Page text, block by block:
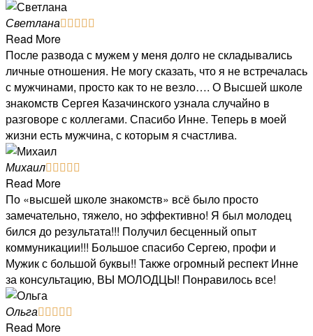
Светлана    
Read More
После развода с мужем у меня долго не складывались
личные отношения. Не могу сказать, что я не встречалась
с мужчинами, просто как то не везло…. О Высшей школе
знакомств Сергея Казачинского узнала случайно в
разговоре с коллегами. Спасибо Инне. Теперь в моей
жизни есть мужчина, с которым я счастлива.
Михаил    
Read More
По «высшей школе знакомств» всё было просто
замечательно, тяжело, но эффективно! Я был молодец
бился до результата!!! Получил бесценный опыт
коммуникации!!! Большое спасибо Сергею, профи и
Мужик с большой буквы!! Также огромный респект Инне
за консультацию, ВЫ МОЛОДЦЫ! Понравилось все!
Ольга    
Read More